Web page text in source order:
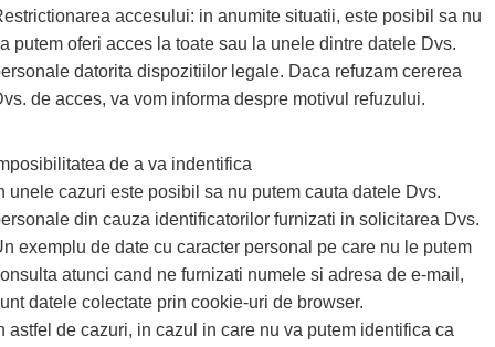
accesului: in anumite situatii, este posibil sa nu
putem oferi acces la toate sau la unele dintre datele Dvs.
datorita dispozitiilor legale. Daca refuzam cererea
de acces, va vom informa despre motivul refuzului.
de a va indentifica
unele cazuri este posibil sa nu putem cauta datele Dvs.
din cauza identificatorilor furnizati in solicitarea Dvs.
exemplu de date cu caracter personal pe care nu le putem
atunci cand ne furnizati numele si adresa de e-mail,
datele colectate prin cookie-uri de browser.
astfel de cazuri, in cazul in care nu va putem identifica ca